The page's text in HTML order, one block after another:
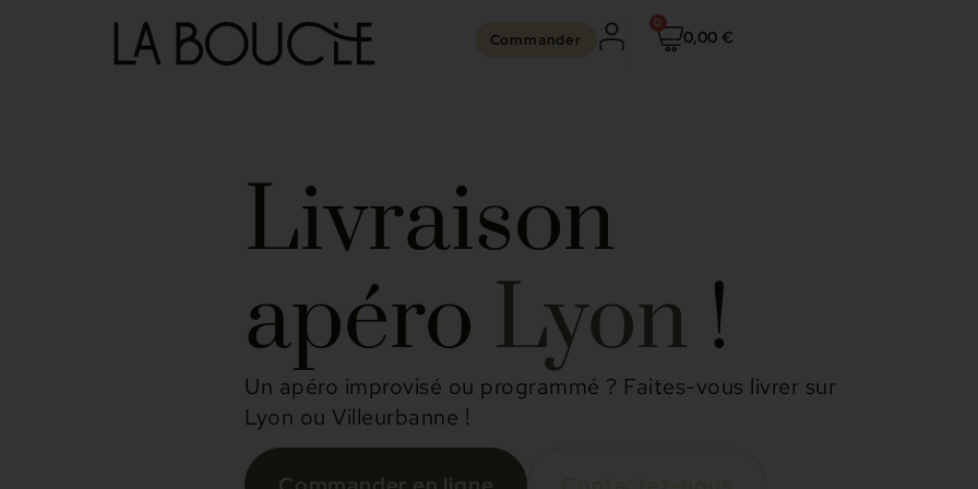
Commander 0,00 €
0
Livraison
apéro Lyon !
Un apéro improvisé ou programmé ? Faites-vous livrer sur
Lyon ou Villeurbanne !